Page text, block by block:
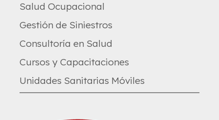
Salud Ocupacional
Gestión de Siniestros
Consultoría en Salud
Cursos y Capacitaciones
Unidades Sanitarias Móviles